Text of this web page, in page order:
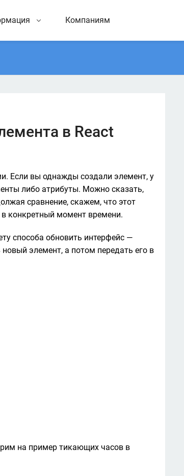
Компаниям
в React
Если вы однажды создали элемент, у
либо атрибуты. Можно сказать,
сравнение, скажем, что этот
в конкретный момент времени.
способа обновить интерфейс —
на пример тикающих часов в